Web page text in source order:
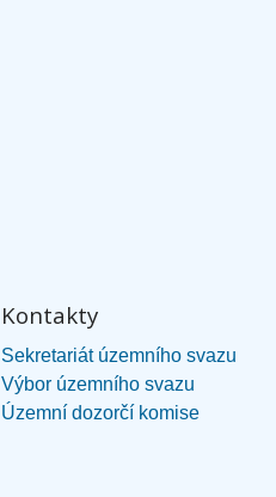
Kontakty
Sekretariát územního svazu
Výbor územního svazu
Územní dozorčí komise